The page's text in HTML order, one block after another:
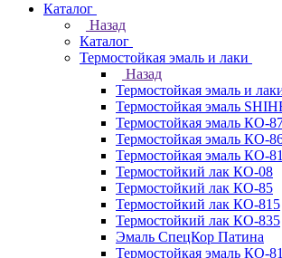
Каталог
Назад
Каталог
Термостойкая эмаль и лаки
Назад
Термостойкая эмаль и
Термостойкая эмаль
Термостойкая эмаль КО-
Термостойкая эмаль КО-
Термостойкая эмаль КО-
Термостойкий лак КО-08
Термостойкий лак КО-85
Термостойкий лак КО-815
Термостойкий лак КО-835
Эмаль СпецКор Патина
Термостойкая эмаль КО-